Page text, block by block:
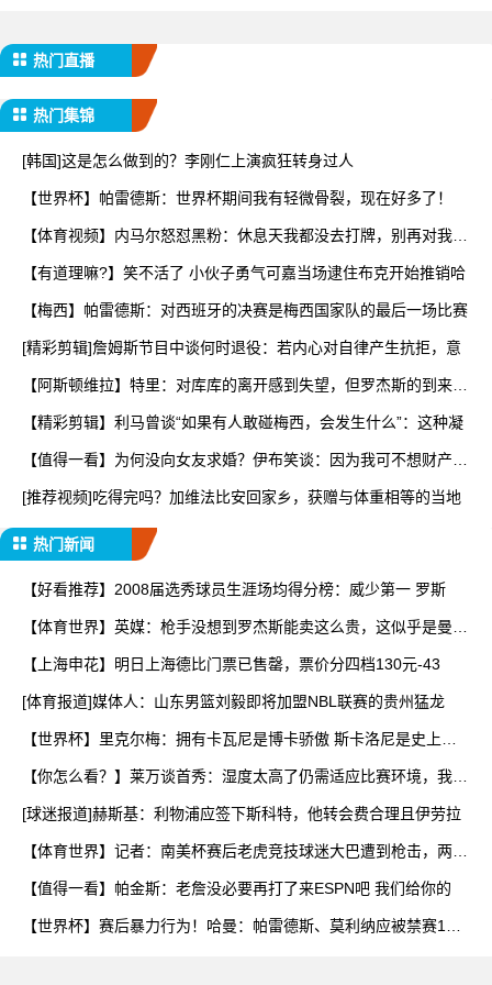
热门直播
热门集锦
[韩国]这是怎么做到的？李刚仁上演疯狂转身过人
【世界杯】帕雷德斯：世界杯期间我有轻微骨裂，现在好多了！
【体育视频】内马尔怒怼黑粉：休息天我都没去打牌，别再对我指
【有道理嘛?】笑不活了 小伙子勇气可嘉当场逮住布克开始推销哈
【梅西】帕雷德斯：对西班牙的决赛是梅西国家队的最后一场比赛
[精彩剪辑]詹姆斯节目中谈何时退役：若内心对自律产生抗拒，意
【阿斯顿维拉】特里：对库库的离开感到失望，但罗杰斯的到来又
【精彩剪辑】利马曾谈“如果有人敢碰梅西，会发生什么”：这种凝
【值得一看】为何没向女友求婚？伊布笑谈：因为我可不想财产被
[推荐视频]吃得完吗？加维法比安回家乡，获赠与体重相等的当地
热门新闻
【好看推荐】2008届选秀球员生涯场均得分榜：威少第一 罗斯
【体育世界】英媒：枪手没想到罗杰斯能卖这么贵，这似乎是曼城
【上海申花】明日上海德比门票已售罄，票价分四档130元-43
[体育报道]媒体人：山东男篮刘毅即将加盟NBL联赛的贵州猛龙
【世界杯】里克尔梅：拥有卡瓦尼是博卡骄傲 斯卡洛尼是史上最
【你怎么看？】莱万谈首秀：湿度太高了仍需适应比赛环境，我还
[球迷报道]赫斯基：利物浦应签下斯科特，他转会费合理且伊劳拉
【体育世界】记者：南美杯赛后老虎竞技球迷大巴遭到枪击，两人
【值得一看】帕金斯：老詹没必要再打了来ESPN吧 我们给你的
【世界杯】赛后暴力行为！哈曼：帕雷德斯、莫利纳应被禁赛1